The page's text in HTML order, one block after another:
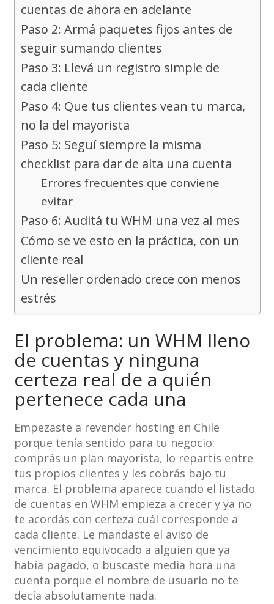
cuentas de ahora en adelante
Paso 2: Armá paquetes fijos antes de
seguir sumando clientes
Paso 3: Llevá un registro simple de
cada cliente
Paso 4: Que tus clientes vean tu marca,
no la del mayorista
Paso 5: Seguí siempre la misma
checklist para dar de alta una cuenta
Errores frecuentes que conviene
evitar
Paso 6: Auditá tu WHM una vez al mes
Cómo se ve esto en la práctica, con un
cliente real
Un reseller ordenado crece con menos
estrés
El problema: un WHM lleno
de cuentas y ninguna
certeza real de a quién
pertenece cada una
Empezaste a revender hosting en Chile
porque tenía sentido para tu negocio:
comprás un plan mayorista, lo repartís entre
tus propios clientes y les cobrás bajo tu
marca. El problema aparece cuando el listado
de cuentas en WHM empieza a crecer y ya no
te acordás con certeza cuál corresponde a
cada cliente. Le mandaste el aviso de
vencimiento equivocado a alguien que ya
había pagado, o buscaste media hora una
cuenta porque el nombre de usuario no te
decía absolutamente nada.